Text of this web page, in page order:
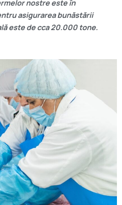
nostre este în
asigurarea bunăstării
este de cca 20.000 tone.